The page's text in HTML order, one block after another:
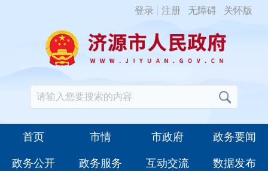
登录 注册 无障碍 关怀版
首页 市情 市政府 政务要闻
政务公开 政务服务 互动交流 数据发布